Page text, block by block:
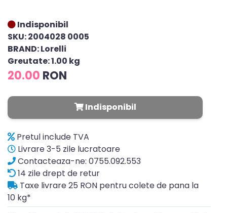
Indisponibil
SKU: 2004028 0005
BRAND: Lorelli
Greutate: 1.00 kg
20.00 RON
Indisponibil
Pretul include TVA
Livrare 3-5 zile lucratoare
Contacteaza-ne: 0755.092.553
14 zile drept de retur
Taxe livrare 25 RON pentru colete de pana la
10 kg*